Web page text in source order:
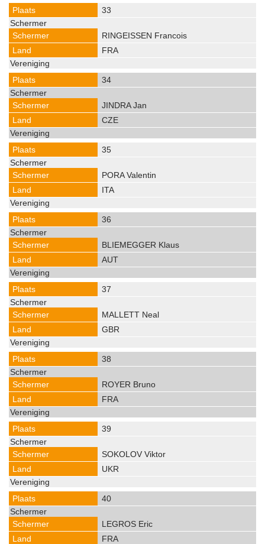
33
RINGEISSEN Francois
FRA
34
JINDRA Jan
CZE
35
PORA Valentin
ITA
36
BLIEMEGGER Klaus
AUT
37
MALLETT Neal
GBR
38
ROYER Bruno
FRA
39
SOKOLOV Viktor
UKR
40
LEGROS Eric
FRA